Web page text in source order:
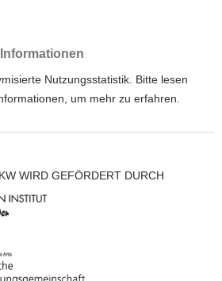
Nutzungsstatistik. Bitte lesen
, um mehr zu erfahren.
WIRD GEFÖRDERT DURCH